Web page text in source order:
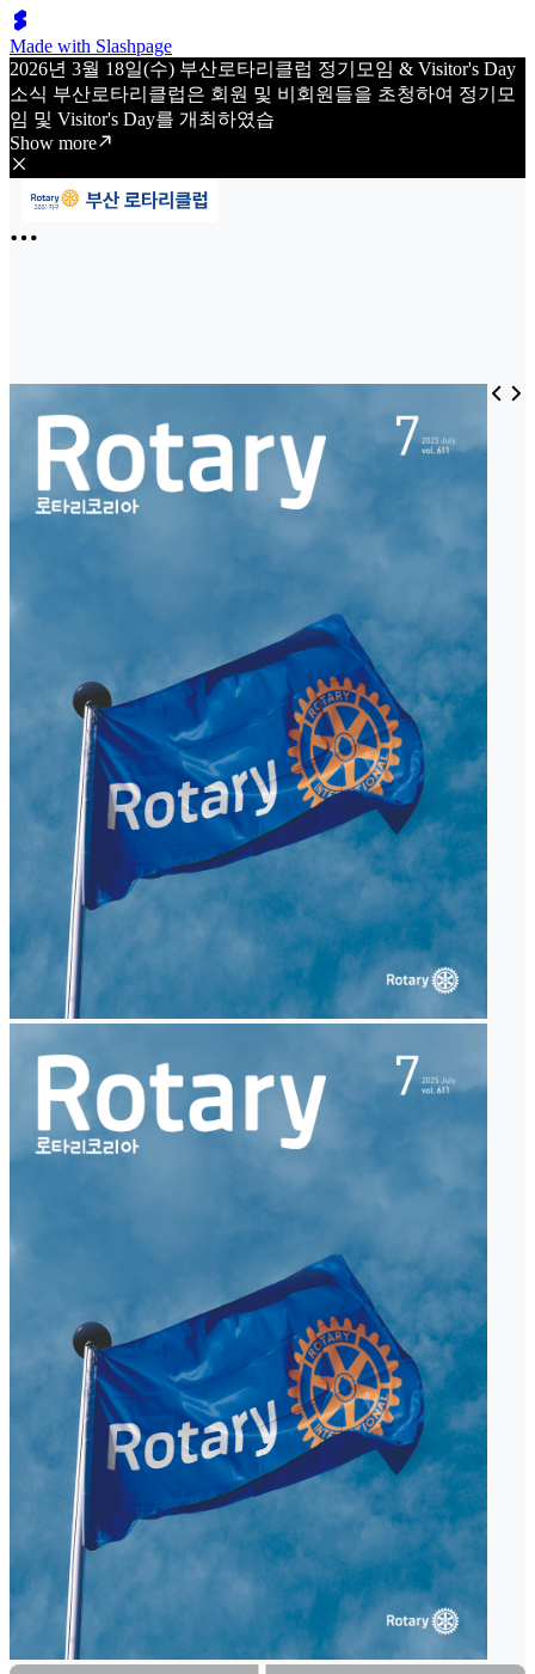
Made with Slashpage
2026년 3월 18일(수) 부산로타리클럽 정기모임 & Visitor's Day
소식 부산로타리클럽은 회원 및 비회원들을 초청하여 정기모
임 및 Visitor's Day를 개최하였습
Show more